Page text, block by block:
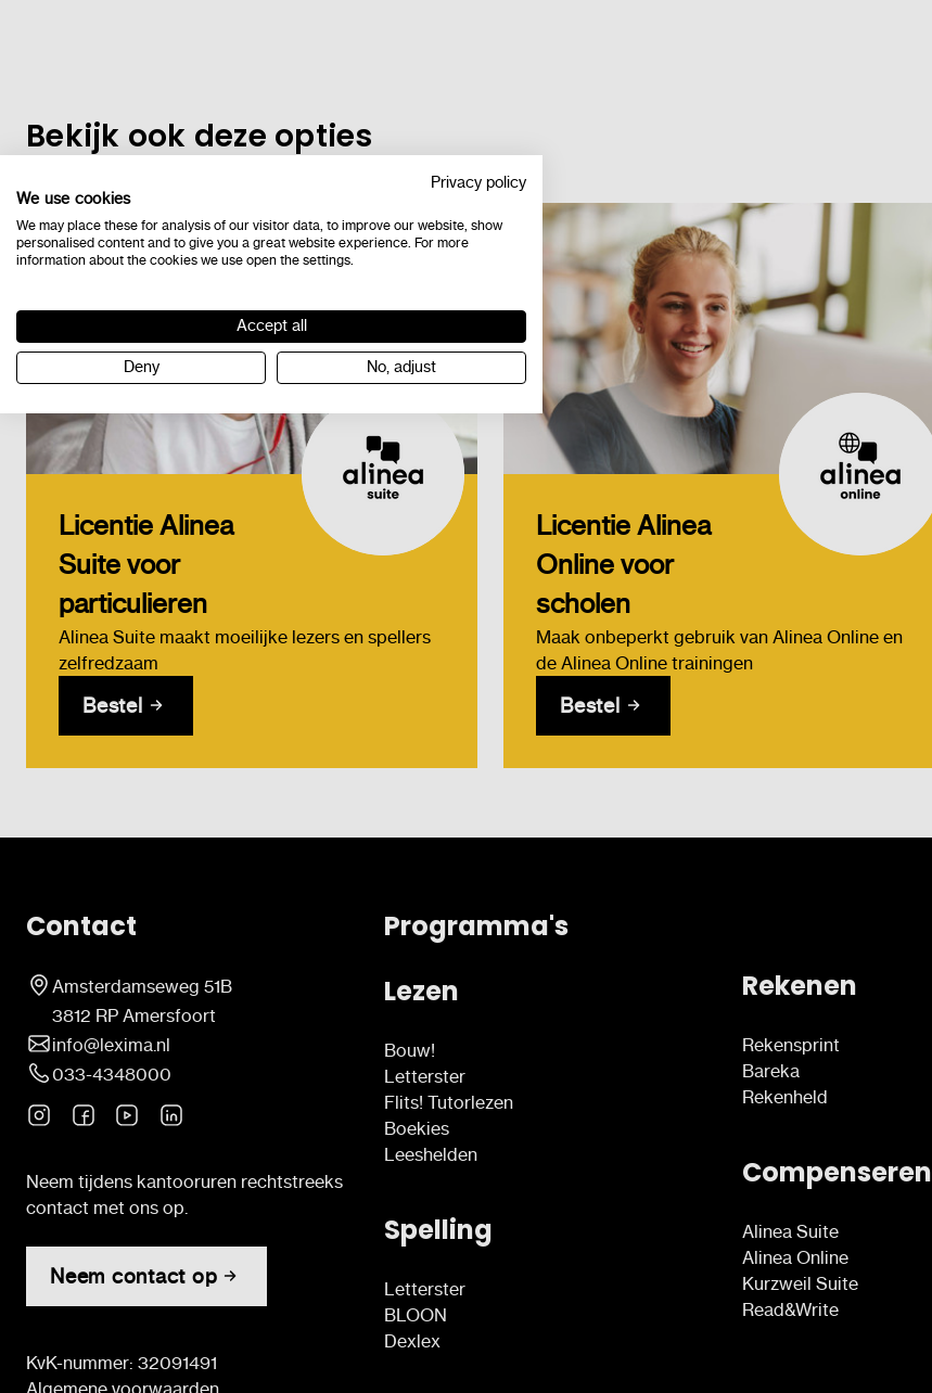
Bekijk ook deze opties
Licentie Alinea
Suite voor
particulieren
Alinea Suite maakt moeilijke lezers en spellers
zelfredzaam
Bestel
Licentie Alinea
Online voor
scholen
Maak onbeperkt gebruik van Alinea Online en
de Alinea Online trainingen
Bestel
Contact
Amsterdamseweg 51B
3812 RP Amersfoort
info@lexima.nl
033-4348000
Neem tijdens kantooruren rechtstreeks
contact met ons op.
Neem contact op
KvK-nummer: 32091491
Algemene voorwaarden
Programma's
Lezen
Bouw!
Letterster
Flits! Tutorlezen
Boekies
Leeshelden
Spelling
Letterster
BLOON
Dexlex
Rekenen
Rekensprint
Bareka
Rekenheld
Compenseren
Alinea Suite
Alinea Online
Kurzweil Suite
Read&Write
Privacy policy
We use cookies
We may place these for analysis of our visitor data, to improve our website, show
personalised content and to give you a great website experience. For more
information about the cookies we use open the settings.
Accept all
Deny No, adjust